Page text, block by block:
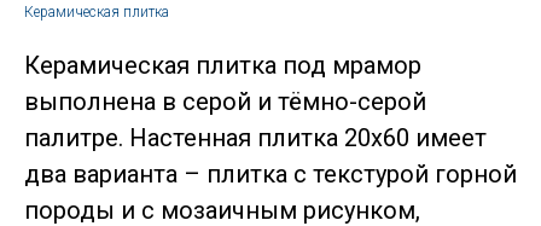
Керамическая плитка
Керамическая плитка под мрамор
выполнена в серой и тёмно-серой
палитре. Настенная плитка 20х60 имеет
два варианта – плитка с текстурой горной
породы и с мозаичным рисунком,